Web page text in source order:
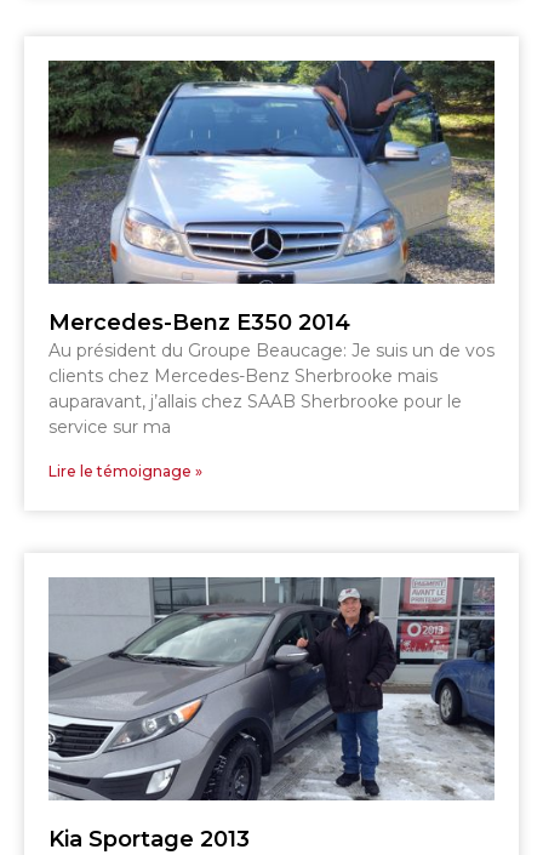
Mercedes-Benz E350 2014
Au président du Groupe Beaucage: Je suis un de vos
clients chez Mercedes-Benz Sherbrooke mais
auparavant, j’allais chez SAAB Sherbrooke pour le
service sur ma
Lire le témoignage »
Kia Sportage 2013
TÉLÉPHONEZ
819 564-2196
VICTORIAVILLE
SHERBROOKE SHERBROOKE
GRANBY
SHERBROOKE
SHERBROOKE
DRUMMONDVILLE
GRANBY
ST-HYACINTHE